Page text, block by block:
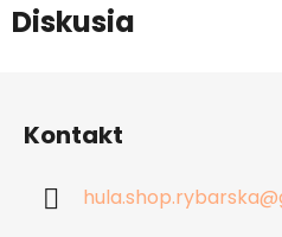
Diskusia
Kontakt
hula.shop.rybarska@